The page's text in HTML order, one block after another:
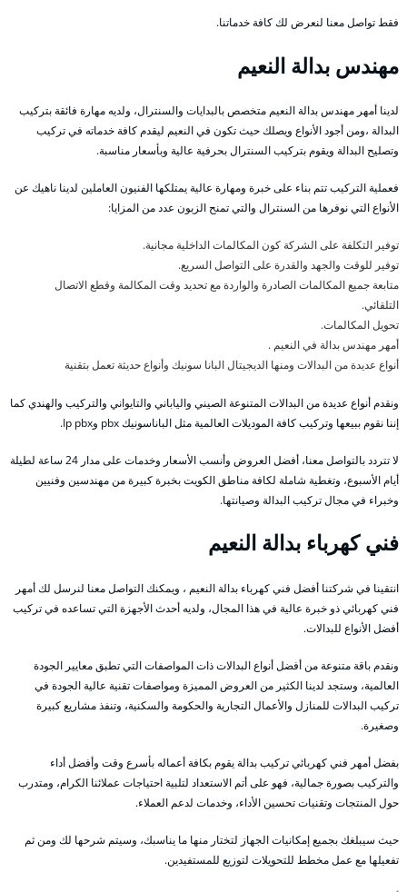
فقط تواصل معنا لنعرض لك كافة خدماتنا.
مهندس بدالة النعيم
لدينا أمهر مهندس بدالة النعيم متخصص بالبدايات والسنترال، ولديه مهارة فائقة بتركيب
البدالة ،ومن أجود الأنواع ويصلك حيث تكون في النعيم ليقدم كافة خدماته في تركيب
وتصليح البدالة ويقوم بتركيب السنترال بحرفية عالية وبأسعار مناسبة.
فعملية التركيب تتم بناء على خبرة ومهارة عالية يمتلكها الفنيون العاملين لدينا ناهيك عن
الأنواع التي نوفرها من السنترال والتي تمنح الزبون عدد من المزايا:
توفير التكلفة على الشركة كون المكالمات الداخلية مجانية.
توفير للوقت والجهد والقدرة على التواصل السريع.
متابعة جميع المكالمات الصادرة والواردة مع تحديد وقت المكالمة وقطع الاتصال
التلقائي.
تحويل المكالمات.
أمهر مهندس بدالة في النعيم .
أنواع عديدة من البدالات ومنها الديجيتال البانا سونيك وأنواع حديثة تعمل بتقنية
ونقدم أنواع عديدة من البدالات المتنوعة الصيني والياباني والتايواني والتركيب والهندي كما
إننا نقوم ببيعها وتركيب كافة الموديلات العالمية مثل الباناسونيك pbx وIp pbx.
لا تتردد بالتواصل معنا، أفضل العروض وأنسب الأسعار وخدمات على مدار 24 ساعة لطيلة
أيام الأسبوع، وتغطية شاملة لكافة مناطق الكويت بخبرة كبيرة من مهندسين وفنيين
وخبراء في مجال تركيب البدالة وصيانتها.
فني كهرباء بدالة النعيم
انتقينا في شركتنا أفضل فني كهرباء بدالة النعيم ، ويمكنك التواصل معنا لنرسل لك أمهر
فني كهربائي ذو خبرة عالية في هذا المجال، ولديه أحدث الأجهزة التي تساعده في تركيب
أفضل الأنواع للبدالات.
ونقدم باقة متنوعة من أفضل أنواع البدالات ذات المواصفات التي تطبق معايير الجودة
العالمية، وستجد لدينا الكثير من العروض المميزة ومواصفات تقنية عالية الجودة في
تركيب البدالات للمنازل والأعمال التجارية والحكومة والسكنية، وتنفذ مشاريع كبيرة
وصغيرة.
بفضل أمهر فني كهربائي تركيب بدالة يقوم بكافة أعماله بأسرع وقت وأفضل أداء
والتركيب بصورة جمالية، فهو على أتم الاستعداد لتلبية احتياجات عملائنا الكرام، ومتدرب
حول المنتجات وتقنيات تحسين الأداء، وخدمات لدعم العملاء.
حيث سيبلغك بجميع إمكانيات الجهاز لتختار منها ما يناسبك، وسيتم شرحها لك ومن ثم
تفعيلها مع عمل مخطط للتحويلات لتوزيع للمستفيدين.